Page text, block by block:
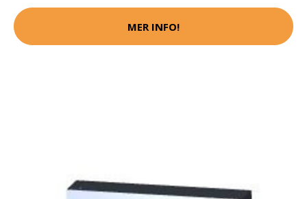
MER INFO!